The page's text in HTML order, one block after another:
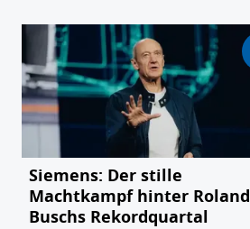
Siemens: Der stille
Machtkampf hinter Roland
Buschs Rekordquartal